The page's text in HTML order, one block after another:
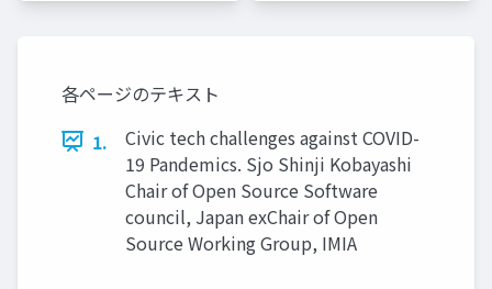
各ページのテキスト
1.
Civic tech challenges against COVID-
19 Pandemics. Sjo Shinji Kobayashi
Chair of Open Source Software
council, Japan exChair of Open
Source Working Group, IMIA